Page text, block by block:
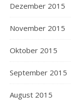
Dezember 2015
November 2015
Oktober 2015
September 2015
August 2015